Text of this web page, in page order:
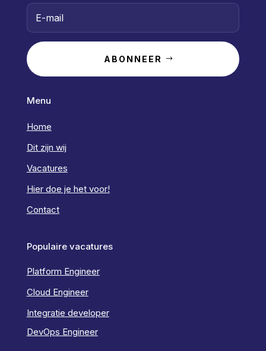
ABONNEER
Menu
Home
Dit zijn wij
Vacatures
Hier doe je het voor!
Contact
Populaire vacatures
Platform Engineer
Cloud Engineer
Integratie developer
DevOps Engineer